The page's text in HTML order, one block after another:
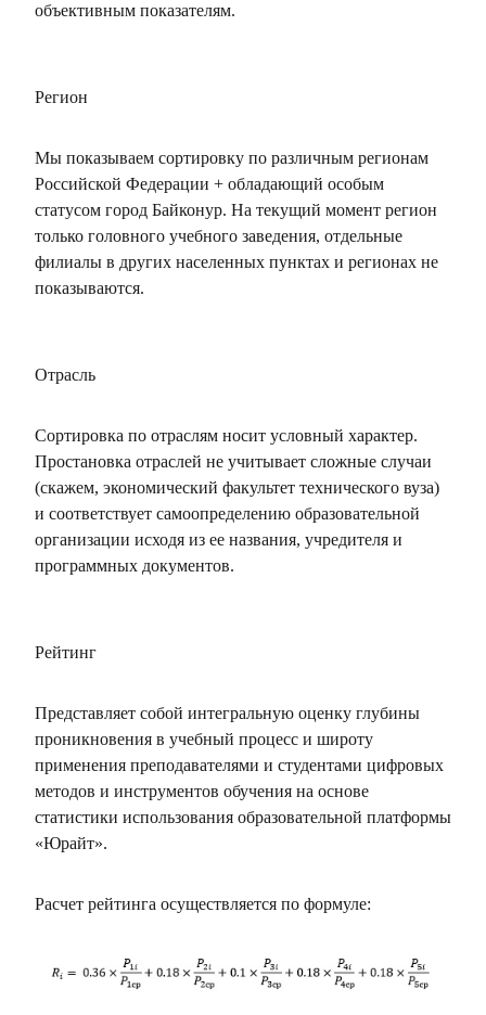
объективным показателям.
Регион
Мы показываем сортировку по различным регионам
Российской Федерации + обладающий особым
статусом город Байконур. На текущий момент регион
только головного учебного заведения, отдельные
филиалы в других населенных пунктах и регионах не
показываются.
Отрасль
Сортировка по отраслям носит условный характер.
Простановка отраслей не учитывает сложные случаи
(скажем, экономический факультет технического вуза)
и соответствует самоопределению образовательной
организации исходя из ее названия, учредителя и
программных документов.
Рейтинг
Представляет собой интегральную оценку глубины
проникновения в учебный процесс и широту
применения преподавателями и студентами цифровых
методов и инструментов обучения на основе
статистики использования образовательной платформы
«Юрайт».
Расчет рейтинга осуществляется по формуле: